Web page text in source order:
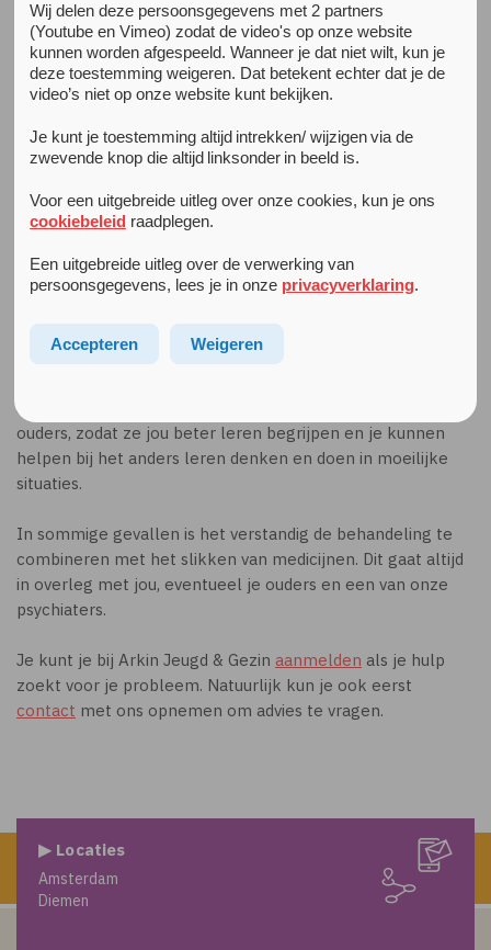
Angststoornis
Als jevaak bangbent, kan het zijn dat je een angststoornis
hebt. Een behandelaar stelt tijdens de intake vast of je dit
hebt. Soms is het nodig om aanvullend psychologisch
onderzoek te doen. Je krijgt dan verschillende
achterhalen wat er met je aan de hand is en welke
behandeling het meest geschikt is.
Tijdens de behandeling ga je oefenen met het overwinnen
te worden van je eigen gevoelens en gedachten, zodat die
je niet meer zo in de weg staan als je iets wilt ondernemen.
Soms doe je de behandeling (voor een deel) samen met je
ouders, zodat ze jou beter leren begrijpen en je kunnen
helpen bij het anders leren denken en doen in moeilijke
situaties.
In sommige gevallen is het verstandig de behandeling te
combineren met het slikken van medicijnen. Dit gaat altijd
in overleg met jou, eventueel je ouders en een van onze
psychiaters.
Je kunt je bij Arkin Jeugd & Gezin aanmelden als je hulp
zoekt voor je probleem. Natuurlijk kun je ook eerst
contact met ons opnemen om advies te vragen.
▶ Locaties
Amsterdam
Diemen
Wij delen deze persoonsgegevens met 2 partners
(Youtube en Vimeo) zodat de video's op onze website
kunnen worden afgespeeld. Wanneer je dat niet wilt, kun je
deze toestemming weigeren. Dat betekent echter dat je de
video’s niet op onze website kunt bekijken.
Je kunt je toestemming altijd intrekken/ wijzigen via de
zwevende knop die altijd linksonder in beeld is.
Voor een uitgebreide uitleg over onze cookies, kun je ons
cookiebeleid raadplegen.
Een uitgebreide uitleg over de verwerking van
persoonsgegevens, lees je in onze privacyverklaring.
Accepteren Weigeren